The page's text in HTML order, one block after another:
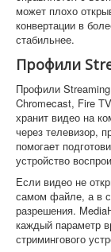
может плохо
конвертации в
стабильнее.
Профили
Профили Streaming
Chromecast, Fire
хранит видео на
через телевизор,
помогает
устройство
Если видео не
самом файле, а в
разрешения.
каждый параметр
стримингового